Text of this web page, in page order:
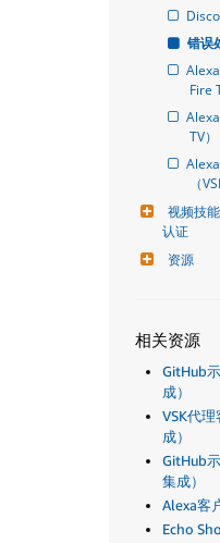
错误
Fire
TV）
（
视频技
认证
资源
相关资源
GitHub
成）
VSK代
成）
GitHub
集成）
Alexa客
Echo